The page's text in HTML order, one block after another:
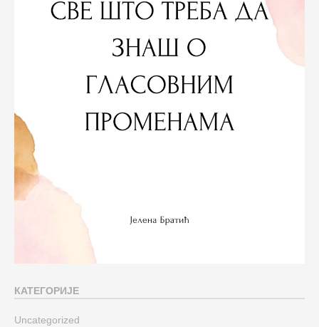
КАТЕГОРИЈЕ
Uncategorized